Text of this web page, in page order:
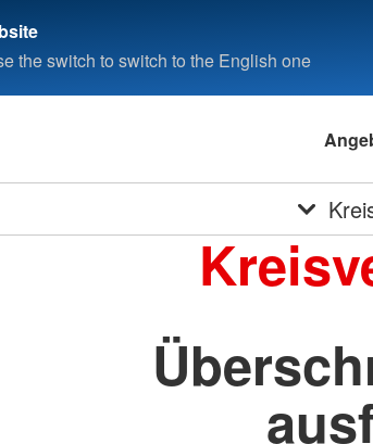
the switch to switch to the English one